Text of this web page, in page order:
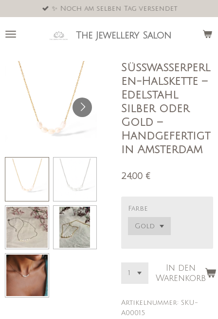
Hauptinhalt
springen
The Jewellery Salon
✨ Noch am selben Tag versendet
Süßwasserperl
en-Halskette –
Edelstahl
Silber oder
Gold –
Handgefertigt
in Amsterdam
24,00 €
Farbe
In den
Warenkorb
Artikelnummer: SKU-
A00015